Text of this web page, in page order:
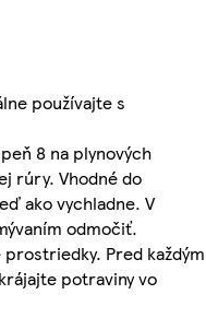
používajte s
8 na plynových
rúry. Vhodné do
ako vychladne. V
odmočiť.
Pred každým
potraviny vo